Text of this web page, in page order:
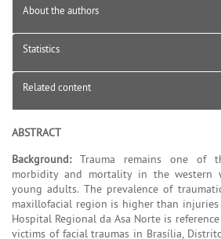
About the authors
Statistics
Related content
ABSTRACT
Background:Trauma remains one of
morbidity and mortality in the western
young adults. The prevalence of
maxillofacial region is higher than injuries
Hospital Regional da Asa Norte is
victims of facial traumas in Brasília,